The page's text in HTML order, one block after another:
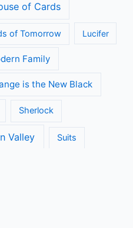
of Cards
of Tomorrow Lucifer
Family
is the New Black
Sherlock
Valley Suits